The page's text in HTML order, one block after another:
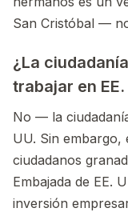
San Cristóbal —
¿La
trabajar en EE.
No — la
UU. Sin embargo,
ciudadanos
Embajada de EE.
inversión